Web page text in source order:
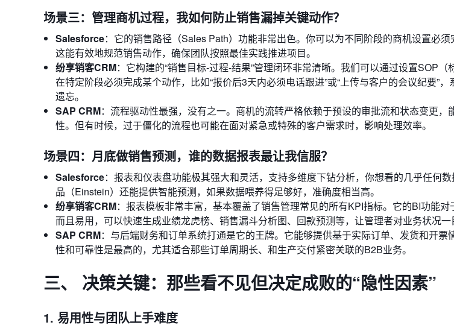
场景三：管理商机过程，我如何防止销售漏掉关键动作？
Salesforce：它的销售路径（Sales Path）功能非常出色。你可以为不同阶段的商机设置必须
这能有效地规范销售动作，确保团队按照最佳实践推进项目。
纷享销客CRM：它构建的“销售目标-过程-结果”管理闭环非常清晰。我们可以通过设置SOP
在特定阶段必须完成某个动作，比如“报价后3天内必须电话跟进”或“上传与客户的会议纪要”
遗忘。
SAP CRM：流程驱动性最强，没有之一。商机的流转严格依赖于预设的审批流和状态变更，
性。但有时候，过于僵化的流程也可能在面对紧急或特殊的客户需求时，影响处理效率。
场景四：月底做销售预测，谁的数据报表最让我信服？
Salesforce：报表和仪表盘功能极其强大和灵活，支持多维度下钻分析，你想看的几乎任何
品（Einstein）还能提供智能预测，如果数据喂养得足够好，准确度相当高。
纷享销客CRM：报表模板非常丰富，基本覆盖了销售管理常见的所有KPI指标。它的BI功能
而且易用，可以快速生成业绩龙虎榜、销售漏斗分析图、回款预测等，让管理者对业务状况一
SAP CRM：与后端财务和订单系统打通是它的王牌。它能够提供基于实际订单、发货和开票
性和可靠性是最高的，尤其适合那些订单周期长、和生产交付紧密关联的B2B业务。
三、 决策关键：那些看不见但决定成败的“隐性因素”
1. 易用性与团队上手难度